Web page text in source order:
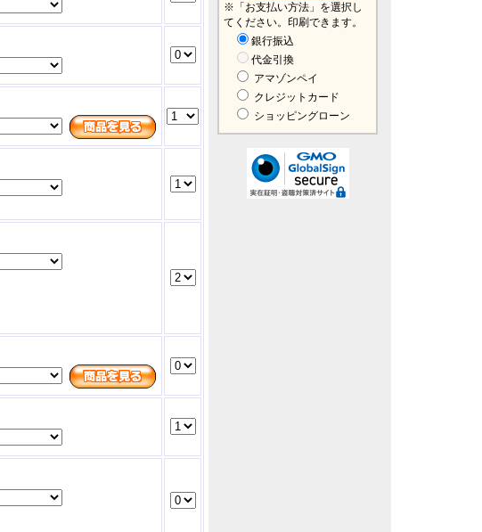
※「お支払い方法」を選択し
てください。印刷できます。
銀行振込
代金引換
アマゾンペイ
クレジットカード
ショッピングローン